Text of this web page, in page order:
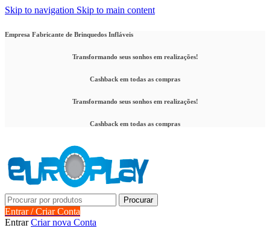
Skip to navigation Skip to main content
Empresa Fabricante de Brinquedos Infláveis
Transformando seus sonhos em realizações!
Cashback em todas as compras
Transformando seus sonhos em realizações!
Cashback em todas as compras
Procurar
Entrar / Criar Conta
EntrarCriar nova Conta